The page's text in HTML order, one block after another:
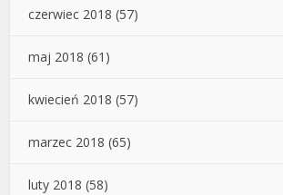
czerwiec 2018 (57)
maj 2018 (61)
kwiecień 2018 (57)
marzec 2018 (65)
luty 2018 (58)